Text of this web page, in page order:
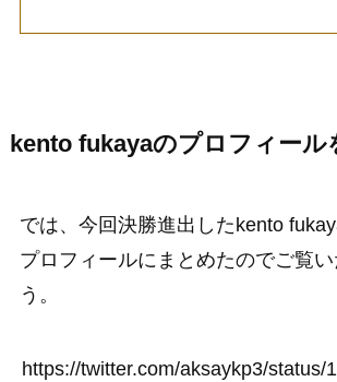
kento fukayaのプロフィール
では、今回決勝進出したkento
プロフィールにまとめたのでご覧
う。
https://twitter.com/aksaykp3/status/